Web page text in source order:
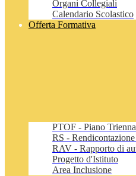
Organi Collegiali
Calendario Scolastico
Offerta Formativa
PTOF - Piano
RS -
RAV - Rapporto di
Progetto d'Istituto
Area Inclusione